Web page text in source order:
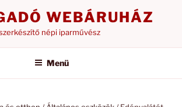
WEBÁRUHÁZ
népi iparművész
Menü